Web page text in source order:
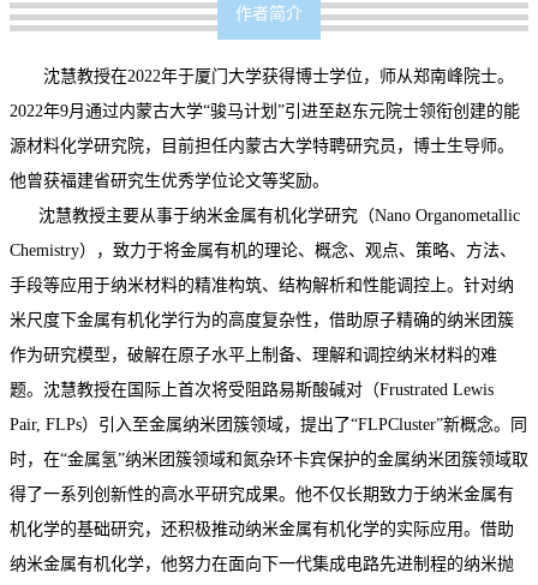
作者简介
沈慧教授在2022年于厦门大学获得博士学位，师从郑南峰院士。
2022年9月通过内蒙古大学“骏马计划”引进至赵东元院士领衔创建的能
源材料化学研究院，目前担任内蒙古大学特聘研究员，博士生导师。
他曾获福建省研究生优秀学位论文等奖励。
沈慧教授主要从事于纳米金属有机化学研究（Nano Organometallic
Chemistry），致力于将金属有机的理论、概念、观点、策略、方法、
手段等应用于纳米材料的精准构筑、结构解析和性能调控上。针对纳
米尺度下金属有机化学行为的高度复杂性，借助原子精确的纳米团簇
作为研究模型，破解在原子水平上制备、理解和调控纳米材料的难
题。沈慧教授在国际上首次将受阻路易斯酸碱对（Frustrated Lewis
Pair, FLPs）引入至金属纳米团簇领域，提出了“FLPCluster”新概念。同
时，在“金属氢”纳米团簇领域和氮杂环卡宾保护的金属纳米团簇领域取
得了一系列创新性的高水平研究成果。他不仅长期致力于纳米金属有
机化学的基础研究，还积极推动纳米金属有机化学的实际应用。借助
纳米金属有机化学，他努力在面向下一代集成电路先进制程的纳米抛